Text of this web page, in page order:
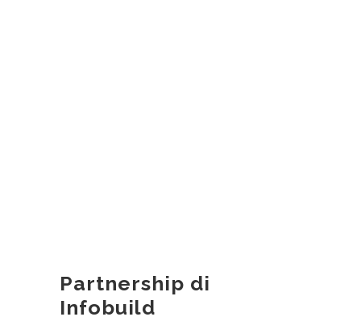
Partnership di
Infobuild